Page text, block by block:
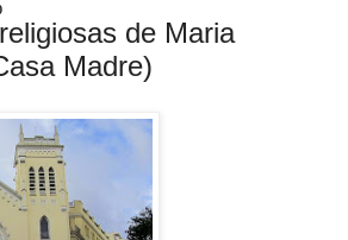
de Maria
Madre)